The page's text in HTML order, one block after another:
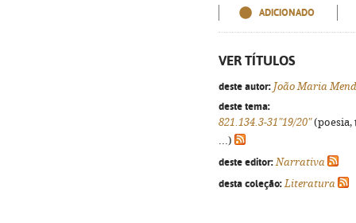
ADICIONADO
VER TÍTULOS
deste autor: João Maria
deste tema:
821.134.3-31"19/20"(poesia,
...)
deste editor: Narrativa
desta coleção: Literatura